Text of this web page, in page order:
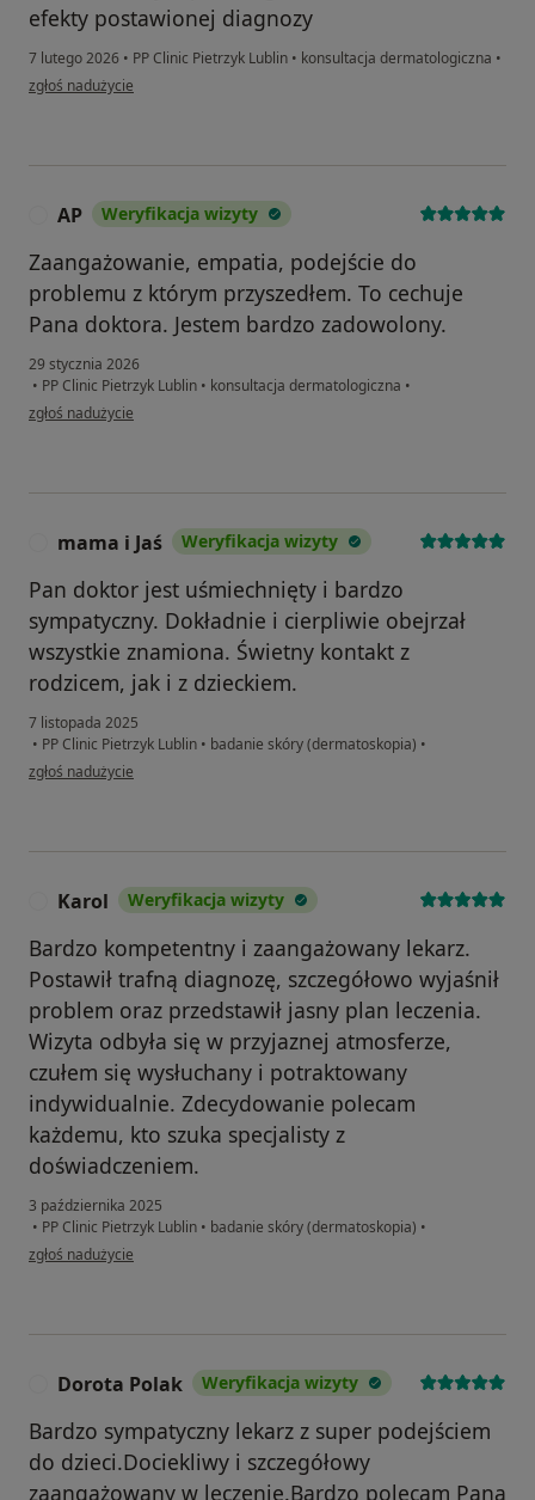
efekty postawionej diagnozy
7 lutego 2026 • PP Clinic Pietrzyk Lublin • konsultacja dermatologiczna •
w opinii użytkownika SG
zgłoś nadużycie
AP Weryfikacja wizyty
Zaangażowanie, empatia, podejście do
problemu z którym przyszedłem. To cechuje
Pana doktora. Jestem bardzo zadowolony.
29 stycznia 2026
• PP Clinic Pietrzyk Lublin • konsultacja dermatologiczna •
w opinii użytkownika AP
zgłoś nadużycie
mama i Jaś Weryfikacja wizyty
Pan doktor jest uśmiechnięty i bardzo
sympatyczny. Dokładnie i cierpliwie obejrzał
wszystkie znamiona. Świetny kontakt z
rodzicem, jak i z dzieckiem.
7 listopada 2025
• PP Clinic Pietrzyk Lublin • badanie skóry (dermatoskopia) •
w opinii użytkownika mama i Jaś
zgłoś nadużycie
Karol Weryfikacja wizyty
Bardzo kompetentny i zaangażowany lekarz.
Postawił trafną diagnozę, szczegółowo wyjaśnił
problem oraz przedstawił jasny plan leczenia.
Wizyta odbyła się w przyjaznej atmosferze,
czułem się wysłuchany i potraktowany
indywidualnie. Zdecydowanie polecam
każdemu, kto szuka specjalisty z
doświadczeniem.
3 października 2025
• PP Clinic Pietrzyk Lublin • badanie skóry (dermatoskopia) •
w opinii użytkownika Karol
zgłoś nadużycie
Dorota Polak Weryfikacja wizyty
Bardzo sympatyczny lekarz z super podejściem
do dzieci.Dociekliwy i szczegółowy
zaangażowany w leczenie.Bardzo polecam Pana